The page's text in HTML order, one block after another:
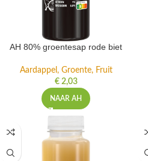
AH 80% groentesap rode biet
Aardappel, Groente, Fruit
€2,03
NAAR AH